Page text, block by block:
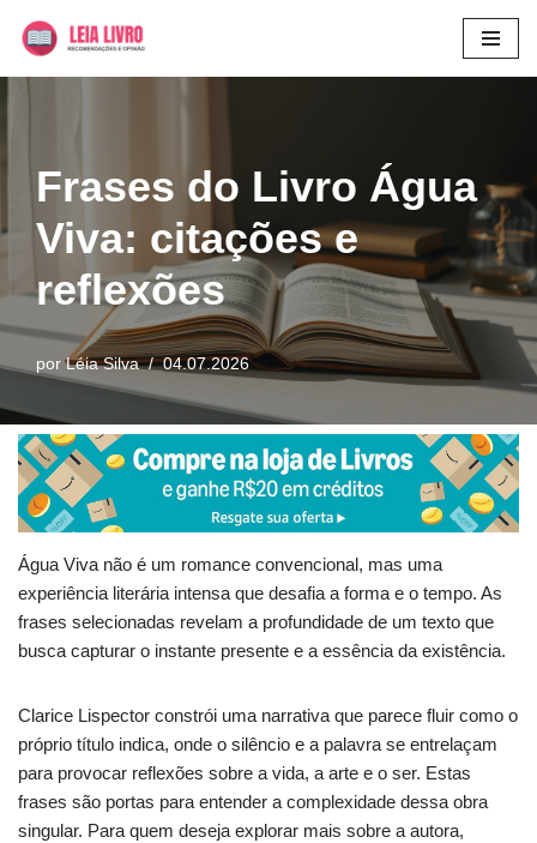
Frases do Livro Água
Viva: citações e
reflexões
porLéia Silva 04.07.2026
Água Viva não é um romance convencional, mas uma
experiência literária intensa que desafia a forma e o tempo. As
frases selecionadas revelam a profundidade de um texto que
busca capturar o instante presente e a essência da existência.
Clarice Lispector constrói uma narrativa que parece fluir como o
próprio título indica, onde o silêncio e a palavra se entrelaçam
para provocar reflexões sobre a vida, a arte e o ser. Estas
frases são portas para entender a complexidade dessa obra
singular. Para quem deseja explorar mais sobre a autora,